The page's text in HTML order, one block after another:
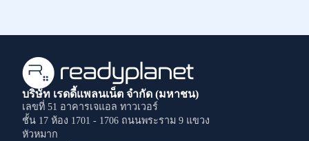
บริษัท เรดดี้แพลนเน็ต จำกัด (มหาชน)
เลขที่ 51 อาคารเจแอล ทาวเวอร์
ชั้น 17 ห้อง 1701 - 1706 ถนนพระราม 9 แขวง
หัวหมาก